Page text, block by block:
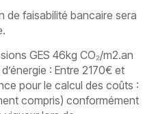
de faisabilité bancaire sera
GES 46kg CO₂/m2.an
: Entre 2170€ et
pour le calcul des coûts :
compris) conformément